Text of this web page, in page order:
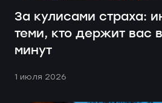
За кулисами страха:
теми, кто держит вас
минут
1 июля 2026